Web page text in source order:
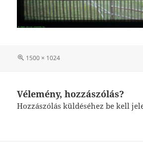
Teljes
1500 × 1024
Vélemény, hozzászólás?
Hozzászólás küldéséhezbe kell